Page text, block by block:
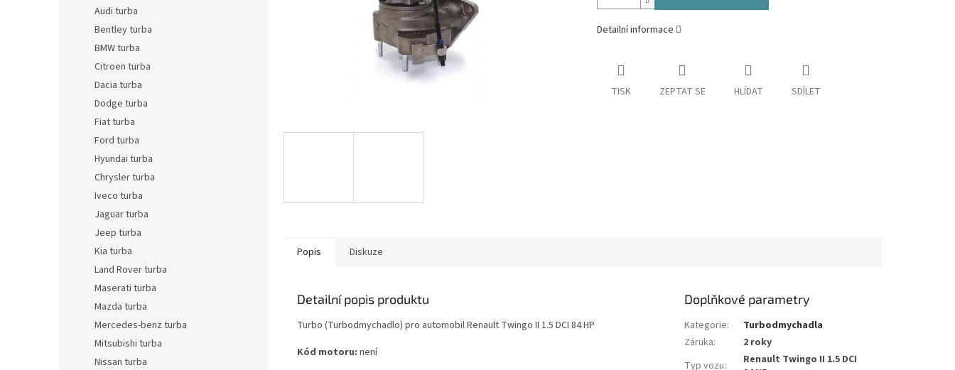
Audi turba
Bentley turba
BMW turba
Citroen turba
Dacia turba
Dodge turba
Fiat turba
Ford turba
Hyundai turba
Chrysler turba
Iveco turba
Jaguar turba
Jeep turba
Kia turba
Land Rover turba
Maserati turba
Mazda turba
Mercedes-benz turba
Mitsubishi turba
Nissan turba
Detailní informace
TISK ZEPTAT SE HLÍDAT SDÍLET
Popis Diskuze
Detailní popis produktu
Turbo (Turbodmychadlo) pro automobil Renault Twingo II 1.5 DCI 84 HP
Kód motoru: není
Doplňkové parametry
Kategorie:
Turbodmychadla
Záruka:
2 roky
Typ vozu:
Renault Twingo II 1.5 DCI